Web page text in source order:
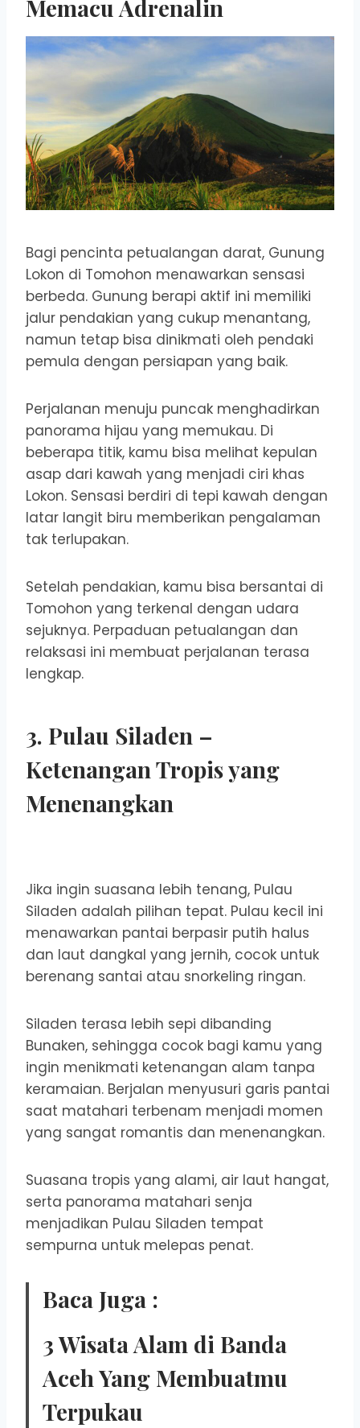
Memacu Adrenalin
Bagi pencinta petualangan darat, Gunung
Lokon di Tomohon menawarkan sensasi
berbeda. Gunung berapi aktif ini memiliki
jalur pendakian yang cukup menantang,
namun tetap bisa dinikmati oleh pendaki
pemula dengan persiapan yang baik.
Perjalanan menuju puncak menghadirkan
panorama hijau yang memukau. Di
beberapa titik, kamu bisa melihat kepulan
asap dari kawah yang menjadi ciri khas
Lokon. Sensasi berdiri di tepi kawah dengan
latar langit biru memberikan pengalaman
tak terlupakan.
Setelah pendakian, kamu bisa bersantai di
Tomohon yang terkenal dengan udara
sejuknya. Perpaduan petualangan dan
relaksasi ini membuat perjalanan terasa
lengkap.
3. Pulau Siladen –
Ketenangan Tropis yang
Menenangkan
Jika ingin suasana lebih tenang, Pulau
Siladen adalah pilihan tepat. Pulau kecil ini
menawarkan pantai berpasir putih halus
dan laut dangkal yang jernih, cocok untuk
berenang santai atau snorkeling ringan.
Siladen terasa lebih sepi dibanding
Bunaken, sehingga cocok bagi kamu yang
ingin menikmati ketenangan alam tanpa
keramaian. Berjalan menyusuri garis pantai
saat matahari terbenam menjadi momen
yang sangat romantis dan menenangkan.
Suasana tropis yang alami, air laut hangat,
serta panorama matahari senja
menjadikan Pulau Siladen tempat
sempurna untuk melepas penat.
Baca Juga :
3 Wisata Alam di Banda
Aceh Yang Membuatmu
Terpukau